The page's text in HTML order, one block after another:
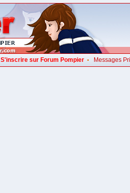
S'inscrire sur Forum Pompier• Messages